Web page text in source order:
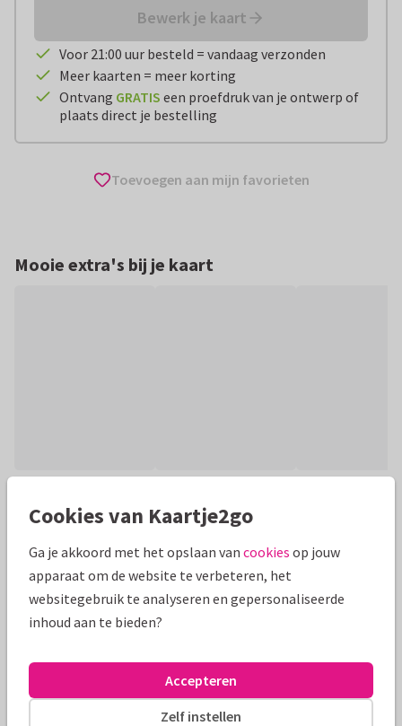
Bewerk je kaart
Voor 21:00 uur besteld = vandaag verzonden
Meer kaarten = meer korting
Ontvang GRATIS een proefdruk van je ontwerp of
plaats direct je bestelling
Toevoegen aan mijn favorieten
Mooie extra's bij je kaart
Productinformatie
typografie en vuurwerk met sterretjes.
Alle kaarten zijn helemaal naar wens aan te passen
Formaten en prijzen
Cookies van Kaartje2go
Ga je akkoord met het opslaan van cookies op jouw
apparaat om de website te verbeteren, het
websitegebruik te analyseren en gepersonaliseerde
inhoud aan te bieden?
Zelf instellen
Accepteren